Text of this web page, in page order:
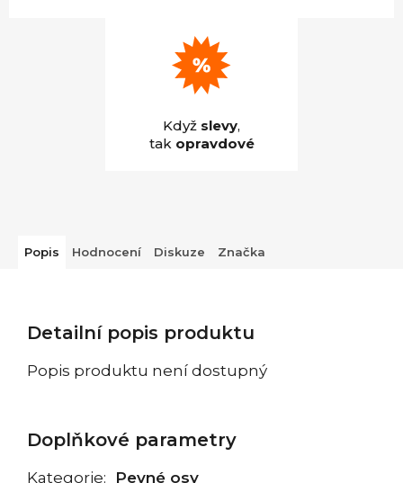
Když slevy,
tak opravdové
Popis Hodnocení Diskuze Značka
Detailní popis produktu
Popis produktu není dostupný
Doplňkové parametry
Kategorie: Pevné osy